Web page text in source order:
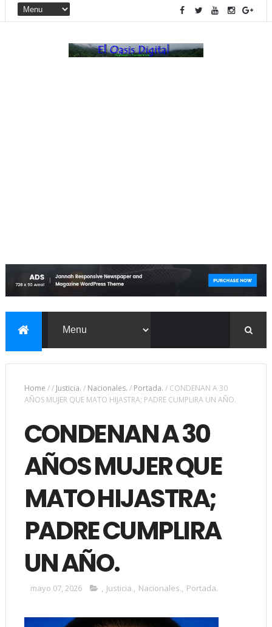
Home // Justicia. / Nacionales. / Portada. / CONDENAN A 30
AÑOS MUJER QUE MATO HIJASTRA; PADRE CUMPLIRA UN AÑO.
CONDENAN A 30
AÑOS MUJER QUE
MATO HIJASTRA;
PADRE CUMPLIRA
UN AÑO.
mayo 07, 2026 , Justicia., Nacionales., Portada.